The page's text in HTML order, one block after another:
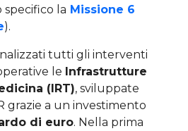
specifico la Missione 6
).
tutti gli interventi
le Infrastrutture
(IRT), sviluppate
grazie a un investimento
di euro. Nella prima